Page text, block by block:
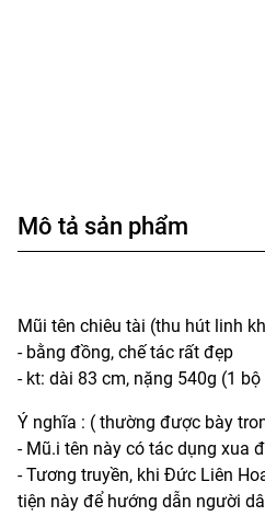
Mô tả sản phẩm
Mũi tên chiêu tài (thu hút linh
- bằng đồng, chế tác rất đẹp
- kt: dài 83 cm, nặng 540g (1
Ý nghĩa : ( thường được bày
- Mũ.i tên này có tác dụng xua
- Tương truyền, khi Đức Liên
tiện này để hướng dẫn người